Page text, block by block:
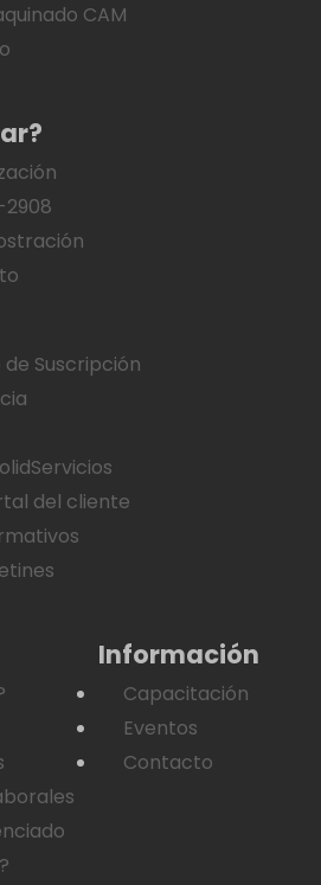
CAM
de Suscripción
del cliente
Información
Capacitación
Eventos
Contacto